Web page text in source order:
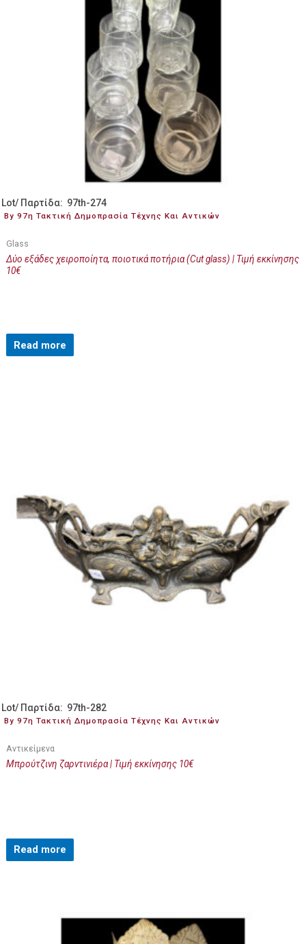
Lot/ Παρτίδα: 97th-274
By 97η Τακτική Δημοπρασία Τέχνης Και Αντικών
Glass
Δύο εξάδες χειροποίητα, ποιοτικά ποτήρια (Cut glass) | Τιμή εκκίνησης
10€
Read more
Lot/ Παρτίδα: 97th-282
By 97η Τακτική Δημοπρασία Τέχνης Και Αντικών
Αντικείμενα
Μπρούτζινη ζαρντινιέρα | Τιμή εκκίνησης 10€
Read more